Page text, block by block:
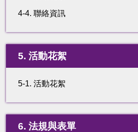
4-4. 聯絡資訊
5. 活動花絮
5-1. 活動花絮
6. 法規與表單